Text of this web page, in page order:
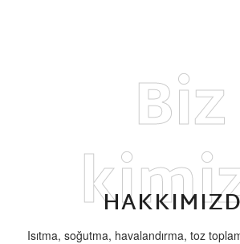
Biz
Isıtma, soğutma, havalandırma, toz